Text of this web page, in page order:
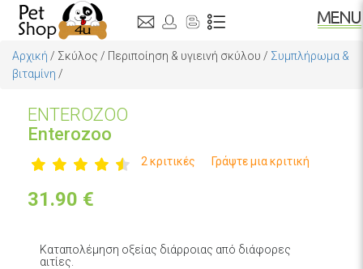
Αρχική / Σκύλος / Περιποίηση & υγιεινή σκύλου / Συμπλήρωμα &
βιταμίνη /
ΕNTEROZOO
Enterozoo
2 κριτικές Γράψτε μια κριτική
31.90 €
Καταπολέμηση οξείας διάρροιας από διάφορες
αιτίες.